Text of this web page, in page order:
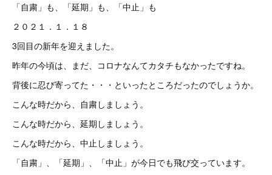
「自粛」も、「延期」も、「中止」も
２０２１．１．１８
3回目の新年を迎えました。
昨年の今頃は、まだ、コロナなんてカタチもなかったですね。
背後に忍び寄ってた・・・といったところだったのでしょうか。
こんな時だから、自粛しましょう。
こんな時だから、延期しましょう。
こんな時だから、中止しましょう。
「自粛」、「延期」、「中止」が今日でも飛び交っています。